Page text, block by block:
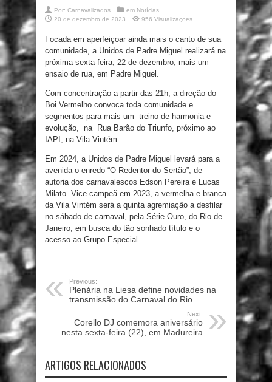
Por: Carnavalizados em Notícias
20 de dezembro de 2023
956 Visualizaçoes
Focada em aperfeiçoar ainda mais o canto de sua
comunidade, a Unidos de Padre Miguel realizará na
próxima sexta-feira, 22 de dezembro, mais um
ensaio de rua, em Padre Miguel.
Com concentração a partir das 21h, a direção do
Boi Vermelho convoca toda comunidade e
segmentos para mais um treino de harmonia e
evolução, na Rua Barão do Triunfo, próximo ao
IAPI, na Vila Vintém.
Em 2024, a Unidos de Padre Miguel levará para a
avenida o enredo “O Redentor do Sertão”, de
autoria dos carnavalescos Edson Pereira e Lucas
Milato. Vice-campeã em 2023, a vermelha e branca
da Vila Vintém será a quinta agremiação a desfilar
no sábado de carnaval, pela Série Ouro, do Rio de
Janeiro, em busca do tão sonhado título e o
acesso ao Grupo Especial.
Previous:
Plenária na Liesa define novidades na
transmissão do Carnaval do Rio
Next:
Corello DJ comemora aniversário
nesta sexta-feira (22), em Madureira
ARTIGOS RELACIONADOS